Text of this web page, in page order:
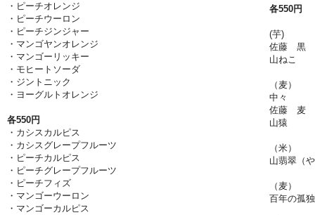
・ピーチオレンジ
・ピーチウーロン
・ピーチジンジャー
・マンゴヤンオレンジ
・マンゴーリッキー
・モヒートソーダ
・ジントニック
・ヨーグルトオレンジ
各550円
・カシスカルピス
・カシスグレープフルーツ
・ピーチカルピス
・ピーチグレープフルーツ
・ピーチフィズ
・マンゴーウーロン
・マンゴーカルピス
各550円
(芋)
佐藤 黒
山ねこ
（麦）
中々
佐藤 麦
山猿
（米）
山翡翠（
（麦）
百年の孤独